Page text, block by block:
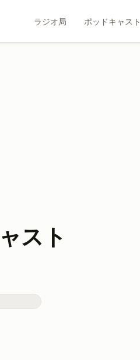
ラジオ局 ポッドキャスト
スト